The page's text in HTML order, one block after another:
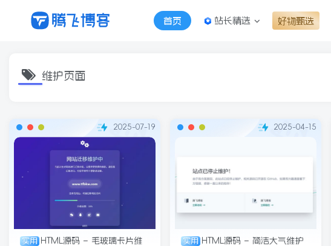
首页 站长精选 好物甄选
维护页面
2025-07-19
实用
HTML源码 – 毛玻璃卡片维
2025-04-15
实用
HTML源码 – 简洁大气维护